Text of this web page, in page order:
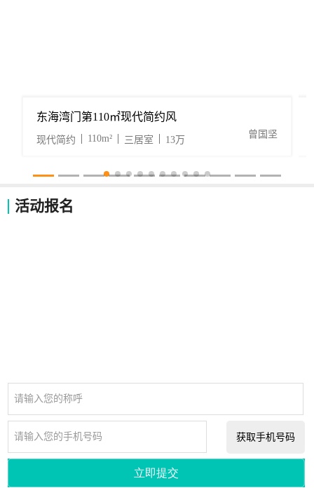
东海湾门第110㎡现代简约风
现代简约 110m² 三居室 13万
曾国坚
活动报名
请输入您的称呼
请输入您的手机号码 获取手机号码
立即提交